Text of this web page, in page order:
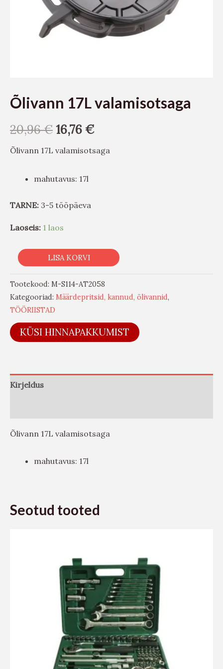
Õlivann 17L valamisotsaga
20,96€16,76€
Õlivann 17L valamisotsaga
mahutavus: 17l
TARNE: 3-5 tööpäeva
Laoseis: 1 laos
LISA KORVI
Tootekood: M-S114-AT2058
Kategooriad: Määrdepritsid, kannud, õlivannid,
TÖÖRIISTAD
KÜSI HINNAPAKKUMIST
Kirjeldus
Õlivann 17L valamisotsaga
mahutavus: 17l
Seotud tooted